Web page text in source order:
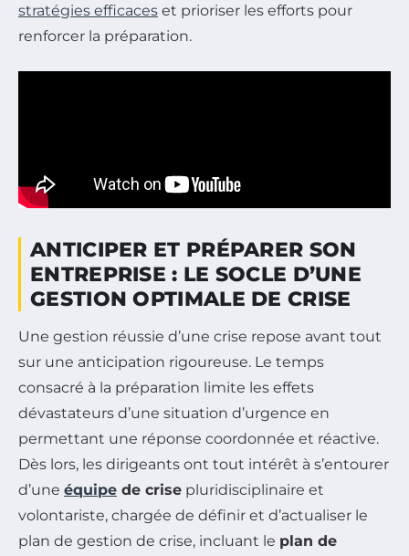
stratégies efficaces et prioriser les efforts pour
renforcer la préparation.
ANTICIPER ET PRÉPARER SON
ENTREPRISE : LE SOCLE D’UNE
GESTION OPTIMALE DE CRISE
Une gestion réussie d’une crise repose avant tout
sur une anticipation rigoureuse. Le temps
consacré à la préparation limite les effets
dévastateurs d’une situation d’urgence en
permettant une réponse coordonnée et réactive.
Dès lors, les dirigeants ont tout intérêt à s’entourer
d’une équipe de crise pluridisciplinaire et
volontariste, chargée de définir et d’actualiser le
plan de gestion de crise, incluant le plan de